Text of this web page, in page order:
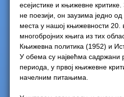
есејистике и књижевне
не поезији, он заузима једно
места у нашој књижевности 20.
многобројних књига из тих
Књижевна политика (1952) и
У обема су највећма садржани
периода, у првој књижевне
начелним питањима.